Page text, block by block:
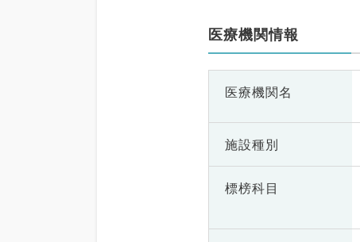
医療機関情報
医療機関名
施設種別
標榜科目